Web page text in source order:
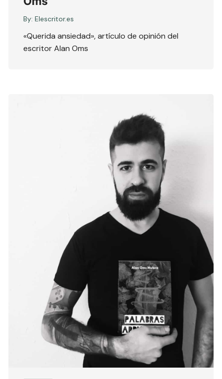
By: Elescritor.es
«Querida ansiedad», artículo de opinión del
escritor Alan Oms